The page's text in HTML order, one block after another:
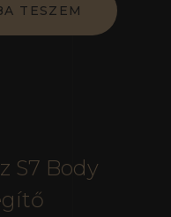
TESZEM
S7 Body